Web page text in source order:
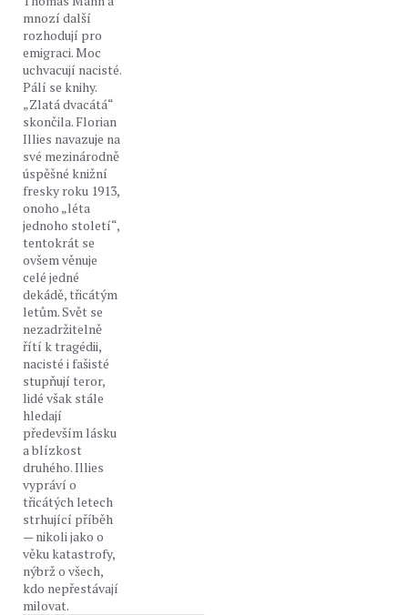
mnozí další
rozhodují pro
emigraci. Moc
uchvacují nacisté.
Pálí se knihy.
„Zlatá dvacátá“
skončila. Florian
Illies navazuje na
své mezinárodně
úspěšné knižní
fresky roku 1913,
onoho „léta
jednoho století“,
tentokrát se
ovšem věnuje
celé jedné
dekádě, třicátým
letům. Svět se
nezadržitelně
řítí k tragédii,
nacisté i fašisté
stupňují teror,
lidé však stále
hledají
především lásku
a blízkost
druhého. Illies
vypráví o
třicátých letech
strhující příběh
— nikoli jako o
věku katastrofy,
nýbrž o všech,
kdo nepřestávají
milovat.